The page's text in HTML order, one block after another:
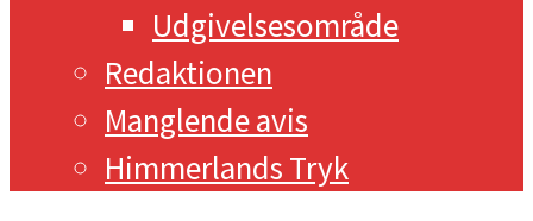
Udgivelsesområde
Redaktionen
Manglende avis
Himmerlands Tryk